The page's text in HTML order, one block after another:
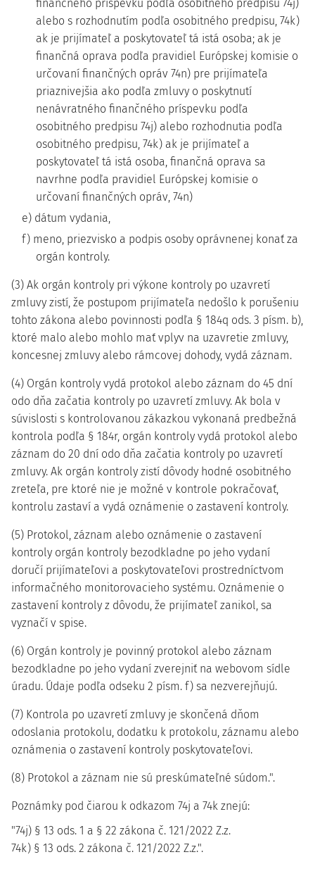
finančného príspevku podľa osobitného predpisu 74j)
alebo s rozhodnutím podľa osobitného predpisu, 74k)
ak je prijímateľ a poskytovateľ tá istá osoba; ak je
finančná oprava podľa pravidiel Európskej komisie o
určovaní finančných opráv 74n) pre prijímateľa
priaznivejšia ako podľa zmluvy o poskytnutí
nenávratného finančného príspevku podľa
osobitného predpisu 74j) alebo rozhodnutia podľa
osobitného predpisu, 74k) ak je prijímateľ a
poskytovateľ tá istá osoba, finančná oprava sa
navrhne podľa pravidiel Európskej komisie o
určovaní finančných opráv, 74n)
e) dátum vydania,
f) meno, priezvisko a podpis osoby oprávnenej konať za
orgán kontroly.
(3) Ak orgán kontroly pri výkone kontroly po uzavretí
zmluvy zistí, že postupom prijímateľa nedošlo k porušeniu
tohto zákona alebo povinnosti podľa § 184q ods. 3 písm. b),
ktoré malo alebo mohlo mať vplyv na uzavretie zmluvy,
koncesnej zmluvy alebo rámcovej dohody, vydá záznam.
(4) Orgán kontroly vydá protokol alebo záznam do 45 dní
odo dňa začatia kontroly po uzavretí zmluvy. Ak bola v
súvislosti s kontrolovanou zákazkou vykonaná predbežná
kontrola podľa § 184r, orgán kontroly vydá protokol alebo
záznam do 20 dní odo dňa začatia kontroly po uzavretí
zmluvy. Ak orgán kontroly zistí dôvody hodné osobitného
zreteľa, pre ktoré nie je možné v kontrole pokračovať,
kontrolu zastaví a vydá oznámenie o zastavení kontroly.
(5) Protokol, záznam alebo oznámenie o zastavení
kontroly orgán kontroly bezodkladne po jeho vydaní
doručí prijímateľovi a poskytovateľovi prostredníctvom
informačného monitorovacieho systému. Oznámenie o
zastavení kontroly z dôvodu, že prijímateľ zanikol, sa
vyznačí v spise.
(6) Orgán kontroly je povinný protokol alebo záznam
bezodkladne po jeho vydaní zverejniť na webovom sídle
úradu. Údaje podľa odseku 2 písm. f) sa nezverejňujú.
(7) Kontrola po uzavretí zmluvy je skončená dňom
odoslania protokolu, dodatku k protokolu, záznamu alebo
oznámenia o zastavení kontroly poskytovateľovi.
(8) Protokol a záznam nie sú preskúmateľné súdom.".
Poznámky pod čiarou k odkazom 74j a 74k znejú:
"74j) § 13 ods. 1 a § 22 zákona č. 121/2022 Z.z.
74k) § 13 ods. 2 zákona č. 121/2022 Z.z.".